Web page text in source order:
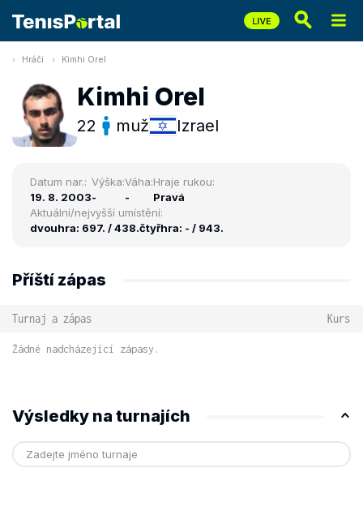
Hráči Kimhi Orel
Kimhi Orel
22 muž Izrael
Datum nar.:
19. 8. 2003
Výška:
-
Váha:
-
Hraje rukou:
Pravá
Aktuální/nejvyšší umístění:
dvouhra: 697. / 438.čtyřhra: - / 943.
Příští zápas
Turnaj a zápas Kurs
Žádné nadcházející zápasy.
Výsledky na turnajích